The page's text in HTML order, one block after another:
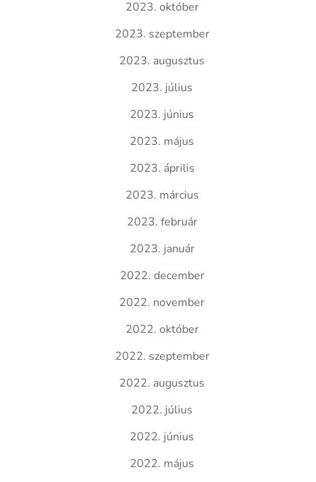
2023. október
2023. szeptember
2023. augusztus
2023. július
2023. június
2023. május
2023. április
2023. március
2023. február
2023. január
2022. december
2022. november
2022. október
2022. szeptember
2022. augusztus
2022. július
2022. június
2022. május